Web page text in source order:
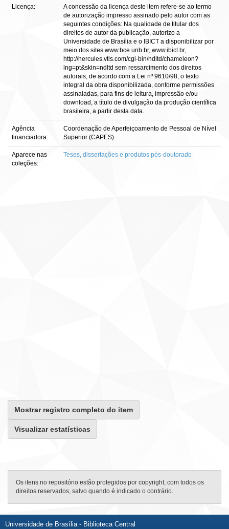
Licença:
A concessão da licença deste item refere-se ao termo
de autorização impresso assinado pelo autor com as
seguintes condições: Na qualidade de titular dos
direitos de autor da publicação, autorizo a
Universidade de Brasília e o IBICT a disponibilizar por
meio dos sites www.bce.unb.br, www.ibict.br,
http://hercules.vtls.com/cgi-bin/ndltd/chameleon?
lng=pt&skin=ndltd sem ressarcimento dos direitos
autorais, de acordo com a Lei nº 9610/98, o texto
integral da obra disponibilizada, conforme permissões
assinaladas, para fins de leitura, impressão e/ou
download, a título de divulgação da produção científica
brasileira, a partir desta data.
Agência
financiadora:
Coordenação de Aperfeiçoamento de Pessoal de Nível
Superior (CAPES).
Aparece nas
coleções:
Teses, dissertações e produtos pós-doutorado
Mostrar registro completo do item
Visualizar estatísticas
Os itens no repositório estão protegidos por copyright, com todos os
direitos reservados, salvo quando é indicado o contrário.
Universidade de Brasília - Biblioteca Central